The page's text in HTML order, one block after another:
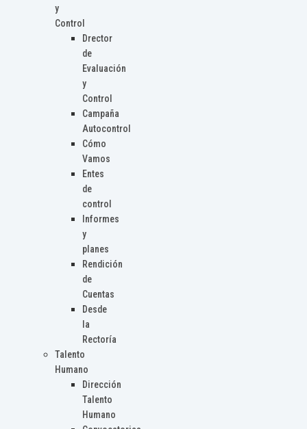
y
Control
Drector
de
Evaluación
y
Control
Campaña
Autocontrol
Cómo
Vamos
Entes
de
control
Informes
y
planes
Rendición
de
Cuentas
Desde
la
Rectoría
Talento
Humano
Dirección
Talento
Humano